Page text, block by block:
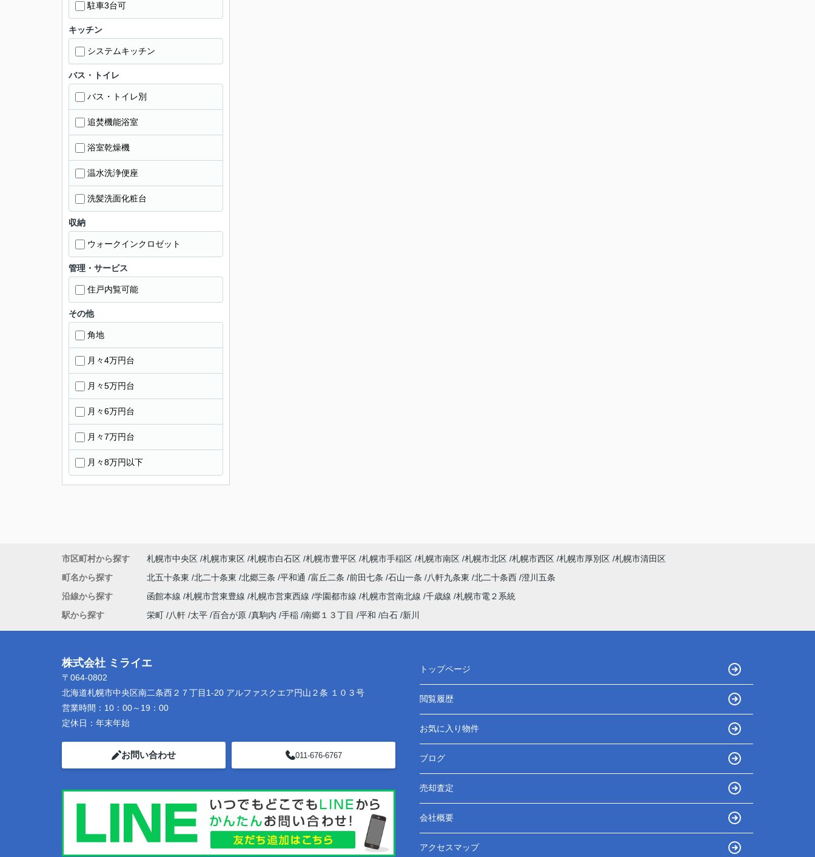
駐車3台可
キッチン
システムキッチン
バス・トイレ
バス・トイレ別
追焚機能浴室
浴室乾燥機
温水洗浄便座
洗髪洗面化粧台
収納
ウォークインクロゼット
管理・サービス
住戸内覧可能
その他
角地
月々4万円台
月々5万円台
月々6万円台
月々7万円台
月々8万円以下
市区町村から探す 札幌市中央区 札幌市東区 札幌市白石区 札幌市豊平区 札幌市手稲区 札幌市南区 札幌市北区 札幌市西区 札幌市厚別区 札幌市清田区
町名から探す
北五十条東 北二十条東 北郷三条 平和通 富丘二条 前田七条 石山一条 八軒九条東 北二十条西 澄川五条
沿線から探す
函館本線 札幌市営東豊線 札幌市営東西線 学園都市線 札幌市営南北線 千歳線 札幌市電２系統
駅から探す
栄町 八軒 太平 百合が原 真駒内 手稲 南郷１３丁目 平和 白石 新川
株式会社 ミライエ
〒064-0802
北海道札幌市中央区南二条西２７丁目1-20 アルファスクエア円山２条 １０３号
営業時間： 10：00～19：00
定休日： 年末年始
お問い合わせ 011-676-6767
トップページ
閲覧履歴
お気に入り物件
ブログ
売却査定
会社概要
アクセスマップ